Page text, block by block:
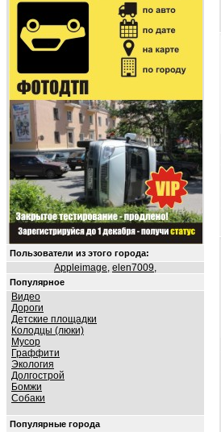
Пользователи из этого города:
Appleimage, elen7009,
Популярное
Видео
Дороги
Детские площадки
Колодцы (люки)
Мусор
Граффити
Экология
Долгострой
Бомжи
Собаки
Популярные города